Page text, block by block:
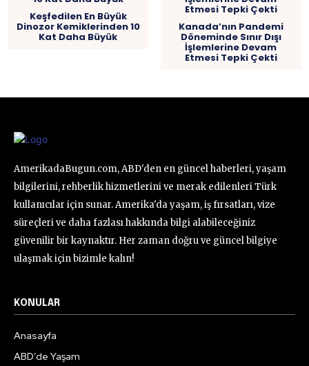
Keşfedilen En Büyük
Dinozor Kemiklerinden 10
Kat Daha Büyük
Kanada’nın Pandemi
Döneminde Sınır Dışı
İşlemlerine Devam
Etmesi Tepki Çekti
AmerikadaBugun.com, ABD'den en güncel haberleri, yaşam
bilgilerini, rehberlik hizmetlerini ve merak edilenleri Türk
kullanıcılar için sunar. Amerika'da yaşam, iş fırsatları, vize
süreçleri ve daha fazlası hakkında bilgi alabileceğiniz
güvenilir bir kaynaktır. Her zaman doğru ve güncel bilgiye
ulaşmak için bizimle kalın!
KONULAR
Anasayfa
ABD’de Yaşam